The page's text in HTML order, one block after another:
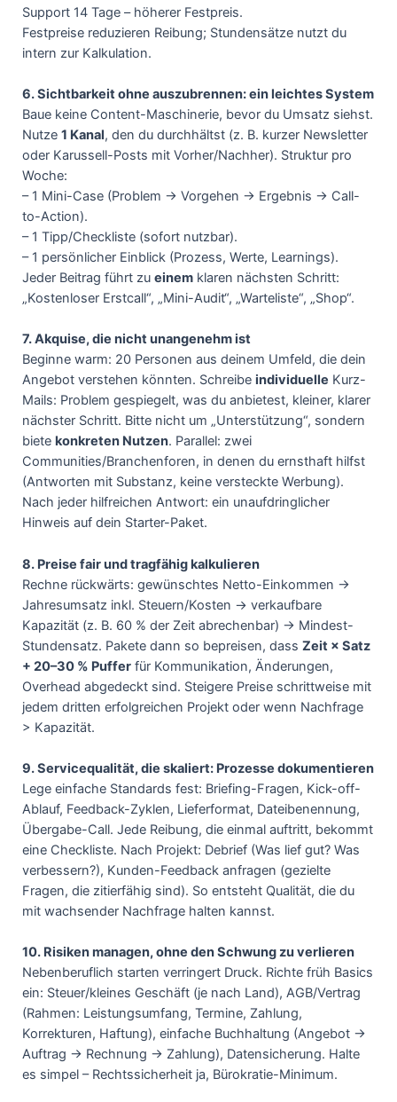
Support 14 Tage – höherer Festpreis.
Festpreise reduzieren Reibung; Stundensätze nutzt du
intern zur Kalkulation.
6. Sichtbarkeit ohne auszubrennen: ein leichtes System
Baue keine Content-Maschinerie, bevor du Umsatz siehst.
Nutze 1 Kanal, den du durchhältst (z. B. kurzer Newsletter
oder Karussell-Posts mit Vorher/Nachher). Struktur pro
Woche:
– 1 Mini-Case (Problem → Vorgehen → Ergebnis → Call-
to-Action).
– 1 Tipp/Checkliste (sofort nutzbar).
– 1 persönlicher Einblick (Prozess, Werte, Learnings).
Jeder Beitrag führt zu einem klaren nächsten Schritt:
„Kostenloser Erstcall“, „Mini-Audit“, „Warteliste“, „Shop“.
7. Akquise, die nicht unangenehm ist
Beginne warm: 20 Personen aus deinem Umfeld, die dein
Angebot verstehen könnten. Schreibe individuelle Kurz-
Mails: Problem gespiegelt, was du anbietest, kleiner, klarer
nächster Schritt. Bitte nicht um „Unterstützung“, sondern
biete konkreten Nutzen. Parallel: zwei
Communities/Branchenforen, in denen du ernsthaft hilfst
(Antworten mit Substanz, keine versteckte Werbung).
Nach jeder hilfreichen Antwort: ein unaufdringlicher
Hinweis auf dein Starter-Paket.
8. Preise fair und tragfähig kalkulieren
Rechne rückwärts: gewünschtes Netto-Einkommen →
Jahresumsatz inkl. Steuern/Kosten → verkaufbare
Kapazität (z. B. 60 % der Zeit abrechenbar) → Mindest-
Stundensatz. Pakete dann so bepreisen, dass Zeit × Satz
+ 20–30 % Puffer für Kommunikation, Änderungen,
Overhead abgedeckt sind. Steigere Preise schrittweise mit
jedem dritten erfolgreichen Projekt oder wenn Nachfrage
> Kapazität.
9. Servicequalität, die skaliert: Prozesse dokumentieren
Lege einfache Standards fest: Briefing-Fragen, Kick-off-
Ablauf, Feedback-Zyklen, Lieferformat, Dateibenennung,
Übergabe-Call. Jede Reibung, die einmal auftritt, bekommt
eine Checkliste. Nach Projekt: Debrief (Was lief gut? Was
verbessern?), Kunden-Feedback anfragen (gezielte
Fragen, die zitierfähig sind). So entsteht Qualität, die du
mit wachsender Nachfrage halten kannst.
10. Risiken managen, ohne den Schwung zu verlieren
Nebenberuflich starten verringert Druck. Richte früh Basics
ein: Steuer/kleines Geschäft (je nach Land), AGB/Vertrag
(Rahmen: Leistungsumfang, Termine, Zahlung,
Korrekturen, Haftung), einfache Buchhaltung (Angebot →
Auftrag → Rechnung → Zahlung), Datensicherung. Halte
es simpel – Rechtssicherheit ja, Bürokratie-Minimum.